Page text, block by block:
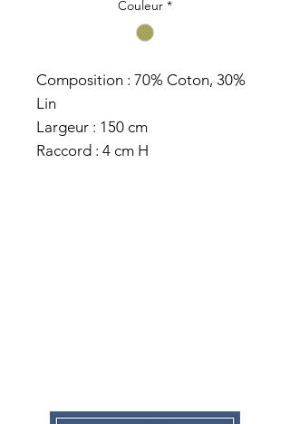
Couleur *
Composition : 70% Coton, 30%
Lin
Largeur : 150 cm
Raccord : 4 cm H